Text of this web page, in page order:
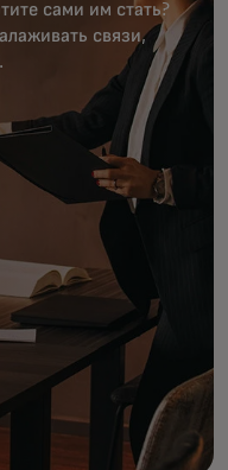
сами им стать?
связи,